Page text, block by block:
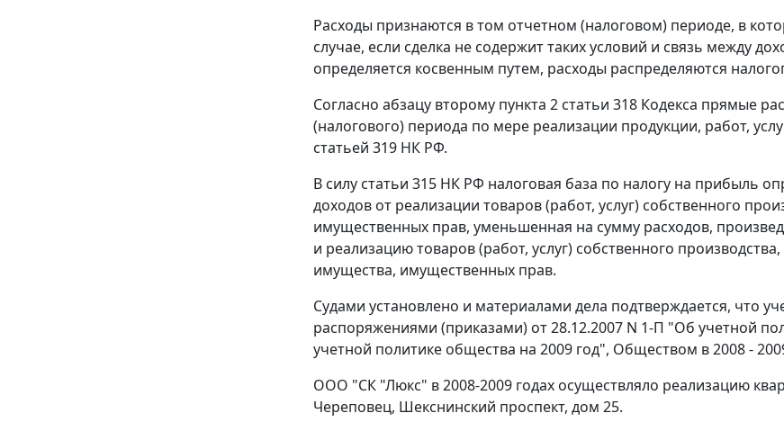
Расходы признаются в том отчетном (налоговом) периоде, в
случае, если сделка не содержит таких условий и связь между
определяется косвенным путем, расходы распределяются
Согласно абзацу второму пункта 2 статьи 318 Кодекса прямые
(налогового) периода по мере реализации продукции, работ,
статьей 319 НК РФ.
В силу статьи 315 НК РФ налоговая база по налогу на прибыль
доходов от реализации товаров (работ, услуг) собственного
имущественных прав, уменьшенная на сумму расходов,
и реализацию товаров (работ, услуг) собственного
имущества, имущественных прав.
Судами установлено и материалами дела подтверждается, что
распоряжениями (приказами) от 28.12.2007 N 1-П "Об учетной
учетной политике общества на 2009 год", Обществом в 2008 -
ООО "СК "Люкс" в 2008-2009 годах осуществляло реализацию
Череповец, Шекснинский проспект, дом 25.